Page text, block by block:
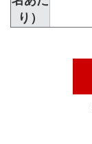
り）